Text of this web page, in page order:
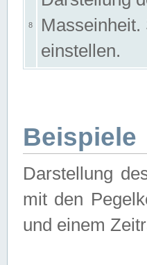
8
einstellen.
Beispiele
Darstellung
mit den
und einem